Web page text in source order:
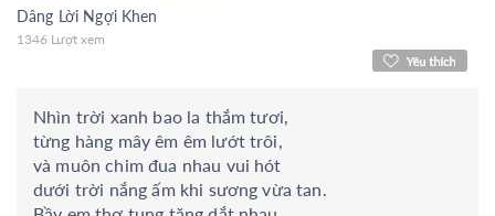
Dâng Lời Ngợi Khen
1346 Lượt xem
Nhìn trời xanh bao la thắm tươi,
từng hàng mây êm êm lướt trôi,
và muôn chim đua nhau vui hót
dưới trời nắng ấm khi sương vừa tan.